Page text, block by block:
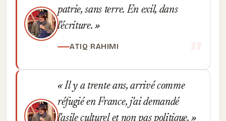
patrie, sans terre. En exil, dans
l'écriture.
ATIQ RAHIMI
Il y a trente ans, arrivé comme
réfugié en France, j'ai demandé
l'asile culturel et non pas politique.